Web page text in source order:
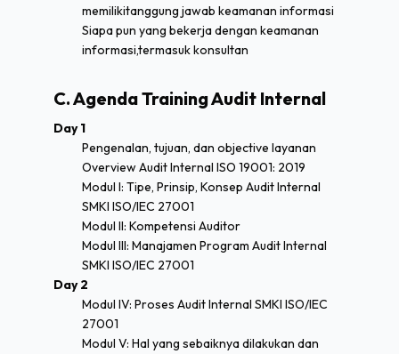
memilikitanggung jawab keamanan informasi
Siapa pun yang bekerja dengan keamanan
informasi,termasuk konsultan
C. Agenda Training Audit Internal
Day 1
Pengenalan, tujuan, dan objective layanan
Overview Audit Internal ISO 19001: 2019
Modul I: Tipe, Prinsip, Konsep Audit Internal
SMKI ISO/IEC 27001
Modul II: Kompetensi Auditor
Modul III: Manajamen Program Audit Internal
SMKI ISO/IEC 27001
Day 2
Modul IV: Proses Audit Internal SMKI ISO/IEC
27001
Modul V: Hal yang sebaiknya dilakukan dan